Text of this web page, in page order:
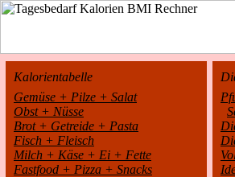
Kalorientabelle
Gemüse + Pilze + Salat
Obst + Nüsse
Brot + Getreide + Pasta
Fisch + Fleisch
Milch + Käse + Ei + Fette
Fastfood + Pizza + Snacks